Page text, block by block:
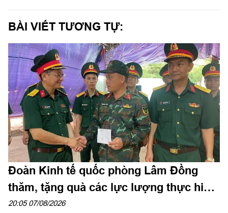
BÀI VIẾT TƯƠNG TỰ:
Đoàn Kinh tế quốc phòng Lâm Đồng
thăm, tặng quà các lực lượng thực hiện
nhiệm vụ tìm kiếm, quy tập hài cốt liệt sĩ
20:05 07/08/2026